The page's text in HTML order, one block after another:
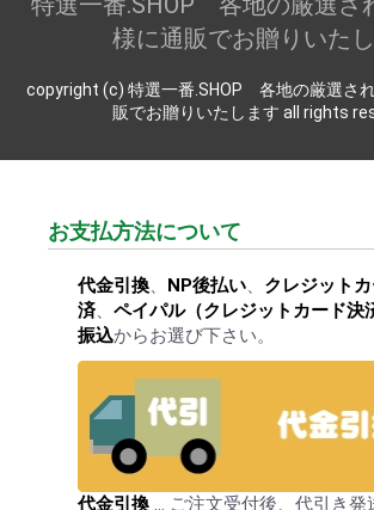
お買い物を続ける
様に通販でお贈りいた
copyright (c) 特選一番.SHOP 各地の厳選さ
販でお贈りいたします all rights
お支払方法について
代金引換、 NP後払い、 クレジット
済、 ペイパル（クレジットカード決
振込からお選び下さい。
代金引換 … ご注文受付後、代引き発